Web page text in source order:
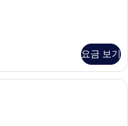
요금 보기
주니어 스위트 | 저자극성 침구, 책상,